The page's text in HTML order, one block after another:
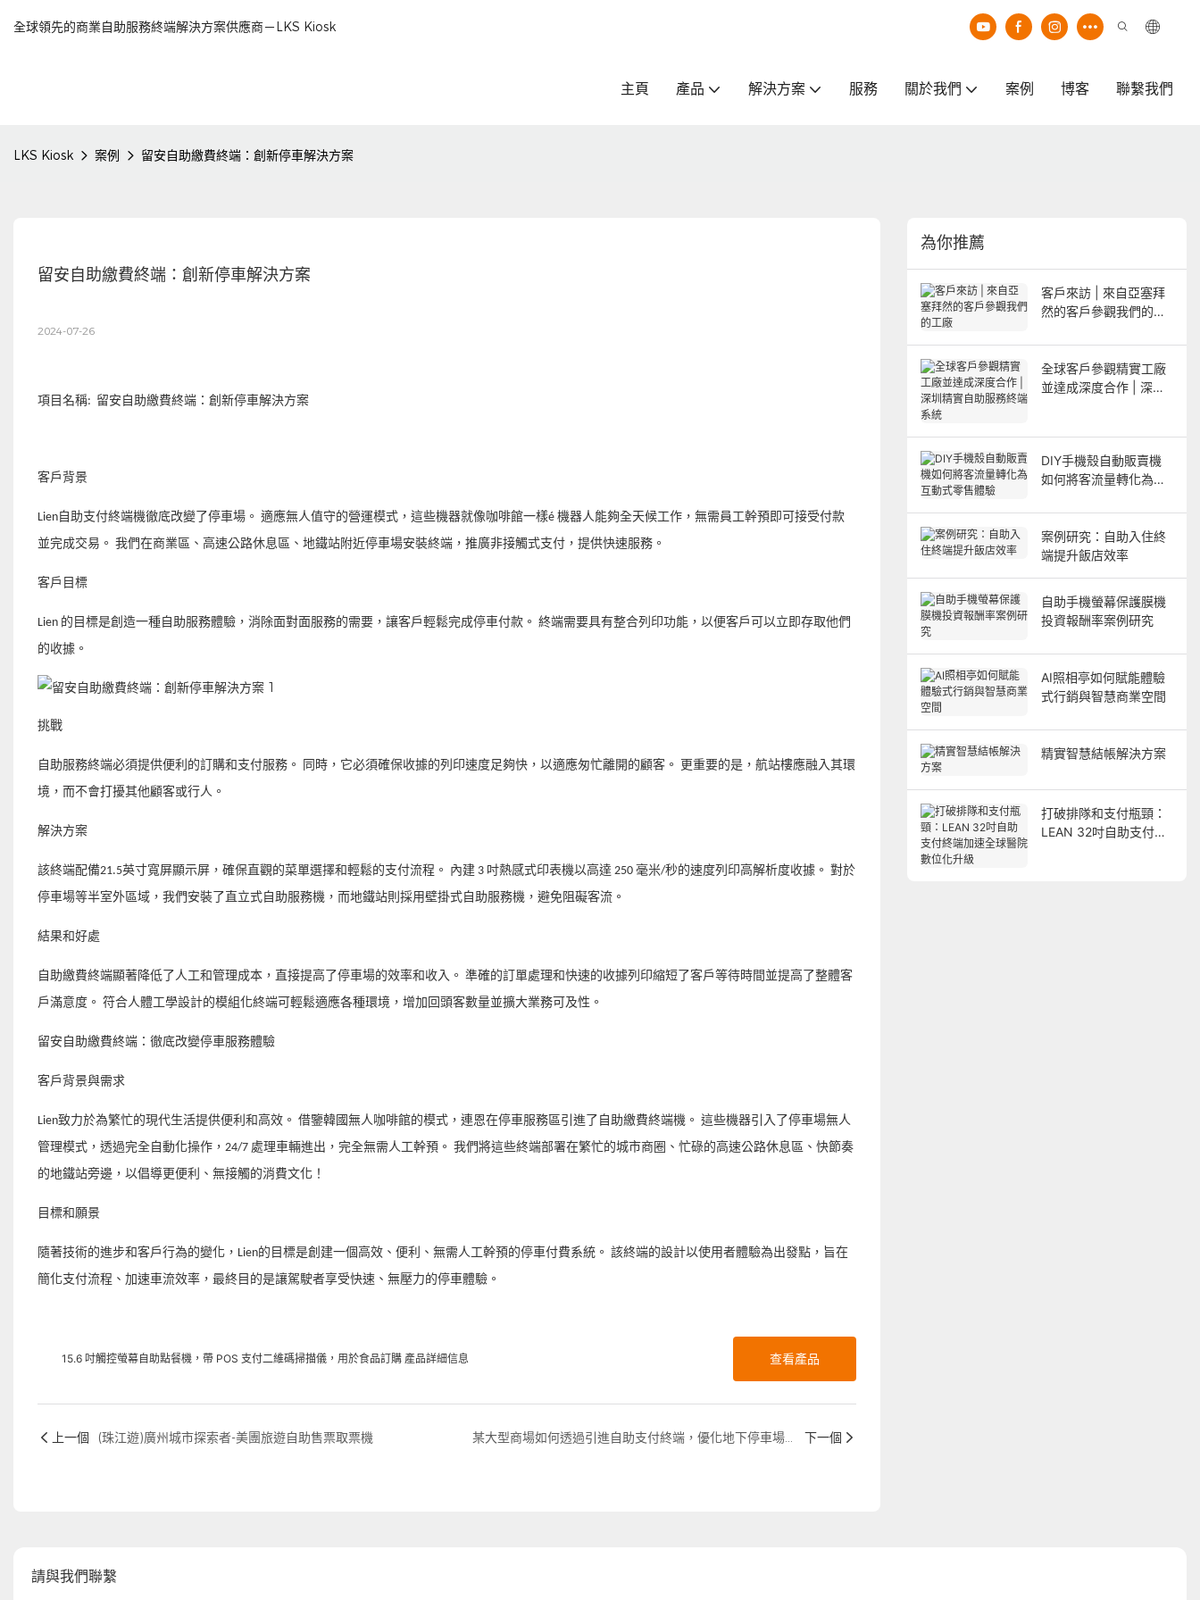
全球領先的商業自助服務終端解決方案供應商－LKS Kiosk
主頁 產品 解決方案 服務 關於我們 案例 博客 聯繫我們
LKS Kiosk 案例 留安自助繳費終端：創新停車解決方案
留安自助繳費終端：創新停車解決方案
2024-07-26
項目名稱: 留安自助繳費終端：創新停車解決方案
客戶背景
Lien自助支付終端機徹底改變了停車場。 適應無人值守的營運模式，這些機器就像咖啡館一樣é 機器人能夠全天候工作，無需員工幹預即可接受付款
並完成交易。 我們在商業區、高速公路休息區、地鐵站附近停車場安裝終端，推廣非接觸式支付，提供快速服務。
客戶目標
Lien 的目標是創造一種自助服務體驗，消除面對面服務的需要，讓客戶輕鬆完成停車付款。 終端需要具有整合列印功能，以便客戶可以立即存取他們
的收據。
挑戰
自助服務終端必須提供便利的訂購和支付服務。 同時，它必須確保收據的列印速度足夠快，以適應匆忙離開的顧客。 更重要的是，航站樓應融入其環
境，而不會打擾其他顧客或行人。
解決方案
該終端配備21.5英寸寬屏顯示屏，確保直觀的菜單選擇和輕鬆的支付流程。 內建 3 吋熱感式印表機以高達 250 毫米/秒的速度列印高解析度收據。 對於
停車場等半室外區域，我們安裝了直立式自助服務機，而地鐵站則採用壁掛式自助服務機，避免阻礙客流。
結果和好處
自助繳費終端顯著降低了人工和管理成本，直接提高了停車場的效率和收入。 準確的訂單處理和快速的收據列印縮短了客戶等待時間並提高了整體客
戶滿意度。 符合人體工學設計的模組化終端可輕鬆適應各種環境，增加回頭客數量並擴大業務可及性。
留安自助繳費終端：徹底改變停車服務體驗
客戶背景與需求
Lien致力於為繁忙的現代生活提供便利和高效。 借鑒韓國無人咖啡館的模式，連恩在停車服務區引進了自助繳費終端機。 這些機器引入了停車場無人
管理模式，透過完全自動化操作，24/7 處理車輛進出，完全無需人工幹預。 我們將這些終端部署在繁忙的城市商圈、忙碌的高速公路休息區、快節奏
的地鐵站旁邊，以倡導更便利、無接觸的消費文化！
目標和願景
隨著技術的進步和客戶行為的變化，Lien的目標是創建一個高效、便利、無需人工幹預的停車付費系統。 該終端的設計以使用者體驗為出發點，旨在
簡化支付流程、加速車流效率，最終目的是讓駕駛者享受快速、無壓力的停車體驗。
15.6 吋觸控螢幕自助點餐機，帶 POS 支付二維碼掃描儀，用於食品訂購 產品詳細信息 查看產品
上一個 (珠江遊)廣州城市探索者-美團旅遊自助售票取票機 某大型商場如何透過引進自助支付終端，優化地下停車場的營運效率與顧客支付體驗 下一個
為你推薦
客戶來訪 | 來自亞塞拜
然的客戶參觀我們的工
全球客戶參觀精實工廠
並達成深度合作 | 深圳
DIY手機殼自動販賣機
如何將客流量轉化為互
案例研究：自助入住終
端提升飯店效率
自助手機螢幕保護膜機
投資報酬率案例研究
AI照相亭如何賦能體驗
式行銷與智慧商業空間
精實智慧結帳解決方案
打破排隊和支付瓶頸：
LEAN 32吋自助支付終
請與我們聯繫